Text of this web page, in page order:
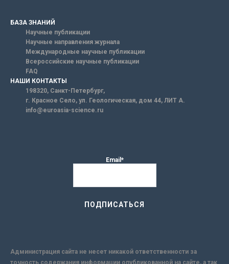
БАЗА ЗНАНИЙ
Научные публикации
Научные направления журнала
Международные научные публикации
Всероссийские научные публикации
FAQ
НАШИ КОНТАКТЫ
198320, Санкт-Петербург,
г. Красное Село, ул. Геологическая, дом 44, ЛИТ А.
info@euroasia-science.ru
Email*
Администрация сайта не несет никакой ответственности за
точность содержания информации опубликованной на сайте, а так